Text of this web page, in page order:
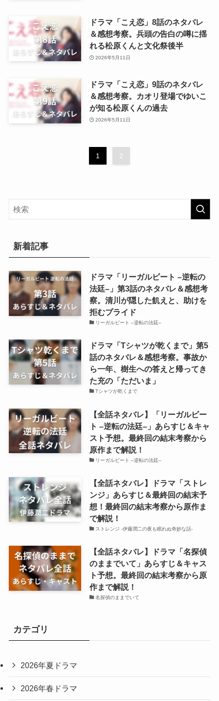
ドラマ「こえ恋」8話のネタバレ
＆感想考察。兵頭の告白の噂に揺
れる松原くんと文化祭後半
2026年5月11日
ドラマ「こえ恋」9話のネタバレ
＆感想考察。カオリ登場でゆいこ
が知る松原くんの過去
2026年5月11日
1 2
新着記事
ドラマ「リーガルビート –逆転の
法廷–」第3話のネタバレ＆感想考
察。清川が隠した飢えと、助けを
拒むプライド
リーガルビート –逆転の法廷–
ドラマ「Tシャツが乾くまで」第5
話のネタバレ＆感想考察。事故か
ら一年、樹生への答えと帰ってき
た充の「ただいま」
Tシャツが乾くまで
【全話ネタバレ】「リーガルビー
ト –逆転の法廷–」あらすじ＆キャ
スト予想。最終回の結末考察から
原作まで解説！
リーガルビート –逆転の法廷–
【全話ネタバレ】ドラマ「ストレ
ンジ」あらすじ＆最終回の結末予
想！最終回の結末考察から原作ま
で解説！
ストレンジ -伊藤潤二の夜も眠れぬ奇妙な話-
【全話ネタバレ】ドラマ「名探偵
のままでいて」あらすじ＆キャス
ト予想。最終回の結末考察から原
作まで解説！
名探偵のままでいて
カテゴリ
2026年夏ドラマ
2026年春ドラマ